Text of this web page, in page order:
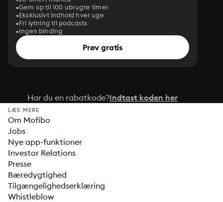
Gem op til 100 ubrugte timer
Eksklusivt indhold hver uge
Fri lytning til podcasts
Ingen binding
Prøv gratis
Har du en rabatkode?Indtast koden her
LÆS MERE
Om Mofibo
Jobs
Nye app-funktioner
Investor Relations
Presse
Bæredygtighed
Tilgængelighedserklæring
Whistleblow